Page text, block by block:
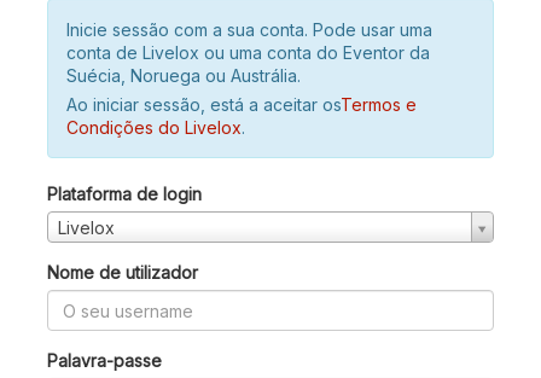
Inicie sessão com a sua conta. Pode usar uma
conta de Livelox ou uma conta do Eventor da
Suécia, Noruega ou Austrália.
Ao iniciar sessão, está a aceitar osTermos e
Condições do Livelox.
Plataforma de login
Livelox
Nome de utilizador
Palavra-passe